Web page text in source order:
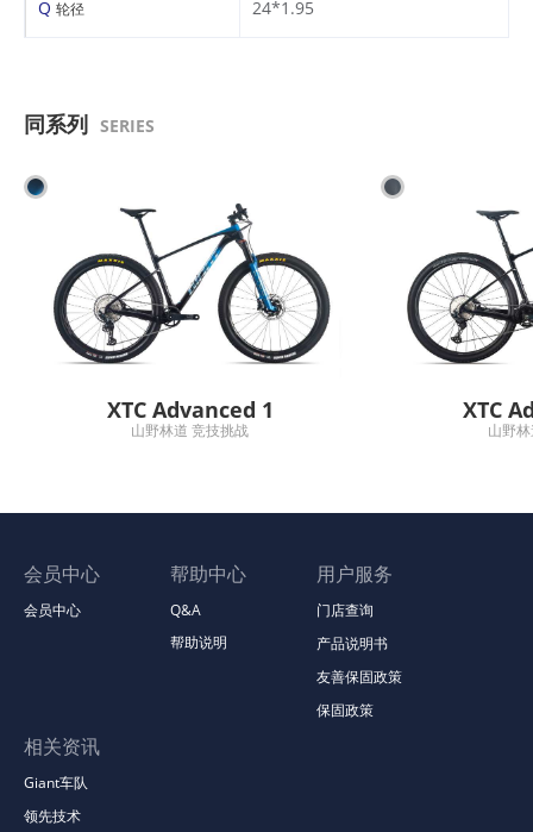
Q 轮径 24*1.95
同系列 SERIES
XTC Advanced 1
山野林道 竞技挑战
XTC
山野
会员中心
会员中心
帮助中心
Q&A
帮助说明
用户服务
门店查询
产品说明书
友善保固政策
保固政策
相关资讯
Giant车队
领先技术